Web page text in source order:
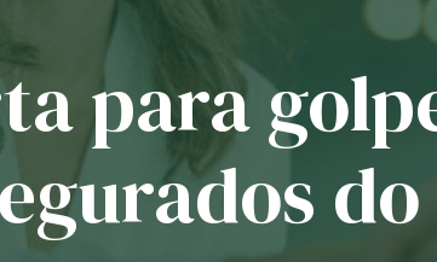
para
do